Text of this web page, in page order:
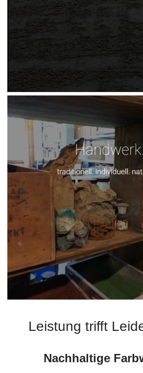
Leistung trifft
Nachhaltige